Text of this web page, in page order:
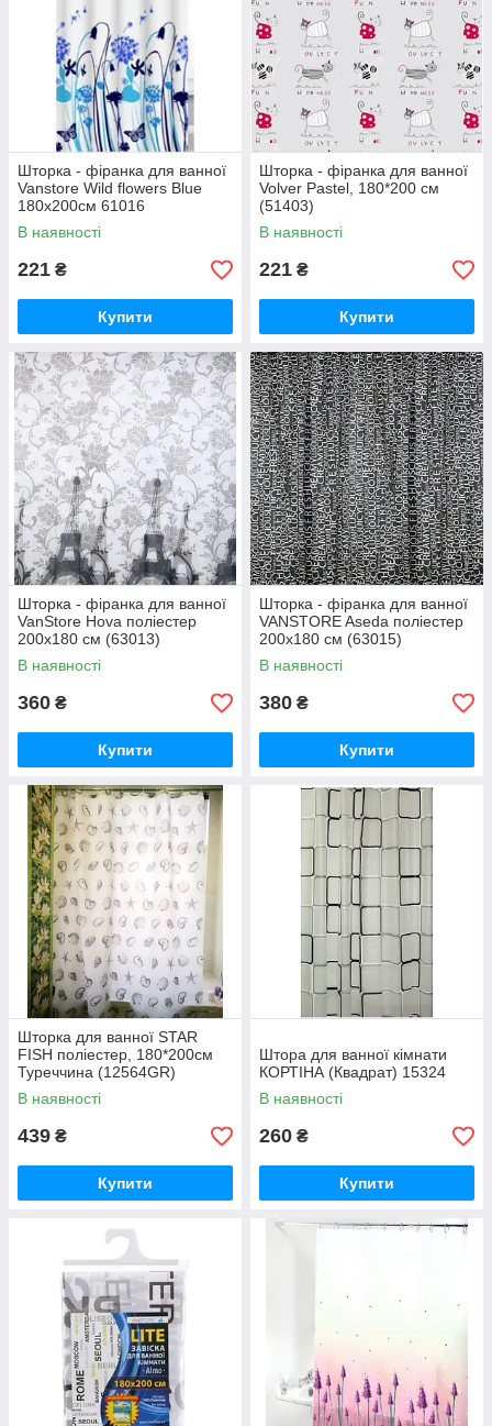
Шторка - фіранка для ванної
Vanstore Wild flowers Blue
180х200см 61016
В наявності
221 ₴
Купити
Шторка - фіранка для ванної
Volver Pastel, 180*200 см
(51403)
В наявності
221 ₴
Купити
Шторка - фіранка для ванної
VanStore Hova поліестер
200х180 см (63013)
В наявності
360 ₴
Купити
Шторка - фіранка для ванної
VANSTORE Aseda поліестер
200х180 см (63015)
В наявності
380 ₴
Купити
Шторка для ванної STAR
FISH поліестер, 180*200см
Туреччина (12564GR)
В наявності
439 ₴
Купити
Штора для ванної кімнати
КОРТІНА (Квадрат) 15324
В наявності
260 ₴
Купити